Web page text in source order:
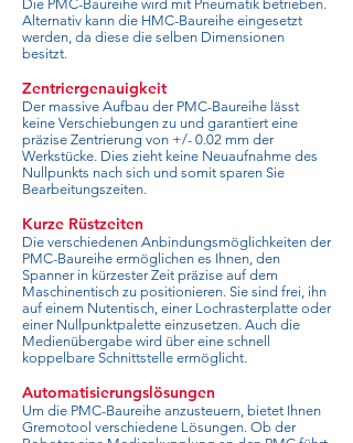
Die PMC-Baureihe wird mit Pneumatik betrieben.
Alternativ kann die HMC-Baureihe eingesetzt
werden, da diese die selben Dimensionen
besitzt.
Zentriergenauigkeit
Der massive Aufbau der PMC-Baureihe lässt
keine Verschiebungen zu und garantiert eine
präzise Zentrierung von +/- 0.02 mm der
Werkstücke. Dies zieht keine Neuaufnahme des
Nullpunkts nach sich und somit sparen Sie
Bearbeitungszeiten.
Kurze Rüstzeiten
Die verschiedenen Anbindungsmöglichkeiten der
PMC-Baureihe ermöglichen es Ihnen, den
Spanner in kürzester Zeit präzise auf dem
Maschinentisch zu positionieren. Sie sind frei, ihn
auf einem Nutentisch, einer Lochrasterplatte oder
einer Nullpunktpalette einzusetzen. Auch die
Medienübergabe wird über eine schnell
koppelbare Schnittstelle ermöglicht.
Automatisierungslösungen
Um die PMC-Baureihe anzusteuern, bietet Ihnen
Gremotool verschiedene Lösungen. Ob der